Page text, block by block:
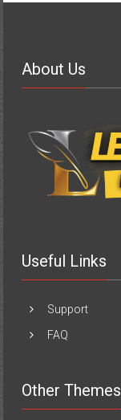
About Us
Useful Links
Support
FAQ
Other Themes